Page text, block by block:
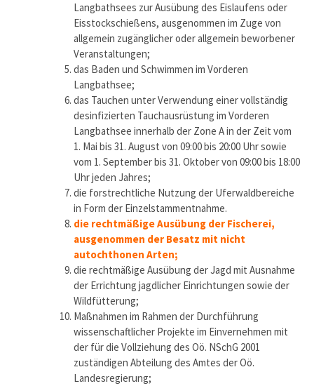
Langbathsees zur Ausübung des Eislaufens oder
Eisstockschießens, ausgenommen im Zuge von
allgemein zugänglicher oder allgemein beworbener
Veranstaltungen;
das Baden und Schwimmen im Vorderen
Langbathsee;
das Tauchen unter Verwendung einer vollständig
desinfizierten Tauchausrüstung im Vorderen
Langbathsee innerhalb der Zone A in der Zeit vom
1. Mai bis 31. August von 09:00 bis 20:00 Uhr sowie
vom 1. September bis 31. Oktober von 09:00 bis 18:00
Uhr jeden Jahres;
die forstrechtliche Nutzung der Uferwaldbereiche
in Form der Einzelstammentnahme.
die rechtmäßige Ausübung der Fischerei,
ausgenommen der Besatz mit nicht
autochthonen Arten;
die rechtmäßige Ausübung der Jagd mit Ausnahme
der Errichtung jagdlicher Einrichtungen sowie der
Wildfütterung;
Maßnahmen im Rahmen der Durchführung
wissenschaftlicher Projekte im Einvernehmen mit
der für die Vollziehung des Oö. NSchG 2001
zuständigen Abteilung des Amtes der Oö.
Landesregierung;